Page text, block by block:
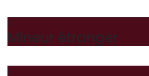
Mineur étranger